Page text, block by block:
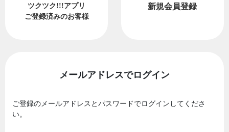
ツクツク!!!アプリ
ご登録済みのお客様
新規会員登録
メールアドレスでログイン
ご登録のメールアドレスとパスワードでログインしてくださ
い。